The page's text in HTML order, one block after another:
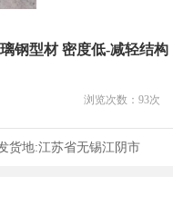
钢型材 密度低-减轻结构
浏览次数： 93次
货地:江苏省无锡江阴市